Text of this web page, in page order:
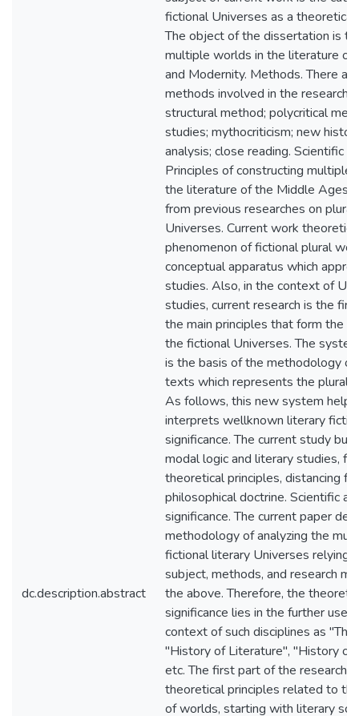
dc.description.abstract
fictional Universes as a
The object of the dissertation is
multiple worlds in the literature
and Modernity. Methods. There
methods involved in the research:
structural method; polycritical
studies; mythocriticism; new
analysis; close reading. Scientific
Principles of constructing multiple
the literature of the Middle Ages
from previous researches on
Universes. Current work
phenomenon of fictional plural
conceptual apparatus which
studies. Also, in the context of
studies, current research is the
the main principles that form the
the fictional Universes. The
is the basis of the methodology
texts which represents the
As follows, this new system
interprets wellknown literary
significance. The current study
modal logic and literary studies,
theoretical principles, distancing
philosophical doctrine. Scientific
significance. The current paper
methodology of analyzing the
fictional literary Universes relying
subject, methods, and research
the above. Therefore, the
significance lies in the further use
context of such disciplines as
"History of Literature", "History of
etc. The first part of the research
theoretical principles related to
of worlds, starting with literary